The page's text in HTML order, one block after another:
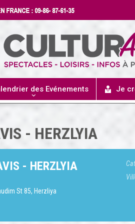
des Evénements Je
- HERZLYIA
- HERZLYIA
St 85, Herzliya